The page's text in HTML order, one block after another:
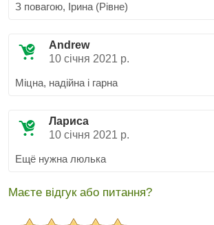
З повагою, Ірина (Рівне)
Andrew
10 січня 2021 р.
Міцна, надійна і гарна
Лариса
10 січня 2021 р.
Ещё нужна люлька
Маєте відгук або питання?